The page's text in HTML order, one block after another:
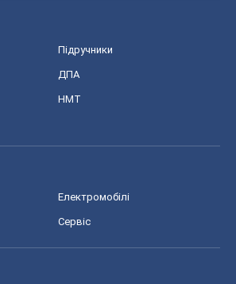
Підручники
ДПА
НМТ
Електромобілі
Сервіс